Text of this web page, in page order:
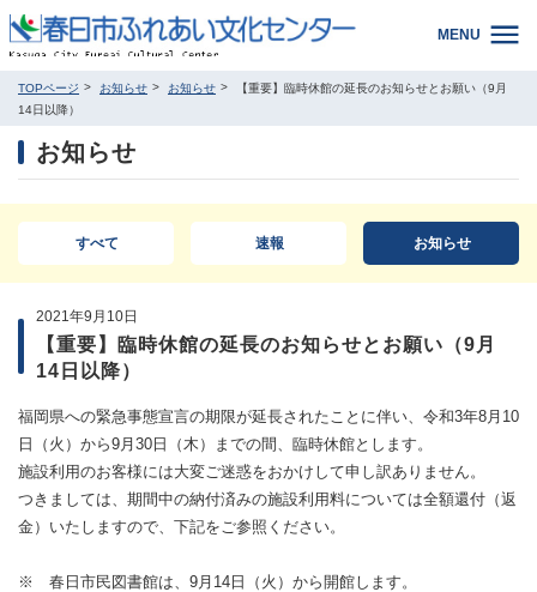
MENU
TOPページ お知らせ お知らせ
【重要】臨時休館の延長のお知らせとお願い（9月
14日以降）
お知らせ
すべて 速報 お知らせ
2021年9月10日
【重要】臨時休館の延長のお知らせとお願い（9月
14日以降）
福岡県への緊急事態宣言の期限が延長されたことに伴い、令和3年8月10
日（火）から9月30日（木）までの間、臨時休館とします。
施設利用のお客様には大変ご迷惑をおかけして申し訳ありません。
つきましては、期間中の納付済みの施設利用料については全額還付（返
金）いたしますので、下記をご参照ください。
※ 春日市民図書館は、9月14日（火）から開館します。